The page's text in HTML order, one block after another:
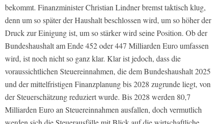
bekommt. Finanzminister Christian Lindner bremst taktisch klug,
denn um so später der Haushalt beschlossen wird, um so höher der
Druck zur Einigung ist, um so stärker wird seine Position. Ob der
Bundeshaushalt am Ende 452 oder 447 Milliarden Euro umfassen
wird, ist noch nicht so ganz klar. Klar ist jedoch, dass die
voraussichtlichen Steuereinnahmen, die dem Bundeshaushalt 2025
und der mittelfristigen Finanzplanung bis 2028 zugrunde liegt, von
der Steuerschätzung reduziert wurde. Bis 2028 werden 80,7
Milliarden Euro an Steuereinnahmen ausfallen, doch vermutlich